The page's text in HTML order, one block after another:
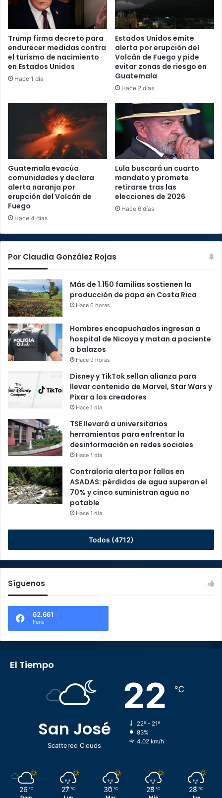
Trump firma decreto para
endurecer medidas contra
el turismo de nacimiento
en Estados Unidos
Hace 1 día
Estados Unidos emite
alerta por erupción del
Volcán de Fuego y pide
evitar zonas de riesgo en
Guatemala
Hace 2 días
Guatemala evacúa
comunidades y declara
alerta naranja por
erupción del Volcán de
Fuego
Hace 4 días
Lula buscará un cuarto
mandato y promete
retirarse tras las
elecciones de 2026
Hace 6 días
Por Claudia González Rojas
Más de 1.150 familias sostienen la
producción de papa en Costa Rica
Hace 6 horas
Hombres encapuchados ingresan a
hospital de Nicoya y matan a paciente
a balazos
Hace 9 horas
Disney y TikTok sellan alianza para
llevar contenido de Marvel, Star Wars y
Pixar a los creadores
Hace 1 día
TSE llevará a universitarios
herramientas para enfrentar la
desinformación en redes sociales
Hace 1 día
Contraloría alerta por fallas en
ASADAS: pérdidas de agua superan el
70% y cinco suministran agua no
potable
Hace 1 día
Todos (4712)
Síguenos
62.661
Fans
El Tiempo
San José
Scattered Clouds
22 ℃
22º - 21º
83%
4.02 km/h
26 ℃ 27 ℃ 30 ℃ 28 ℃ 28 ℃